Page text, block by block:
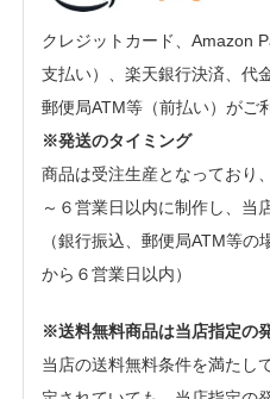
クレジットカード、Amazon
支払い）、楽天銀行決済、代
郵便局ATM等（前払い）がご
※発送のタイミング
商品は受注生産となっており
～６営業日以内に制作し、当
（銀行振込、郵便局ATM等
から６営業日以内）
※送料無料商品は当店指定の
当店の送料無料条件を満たし